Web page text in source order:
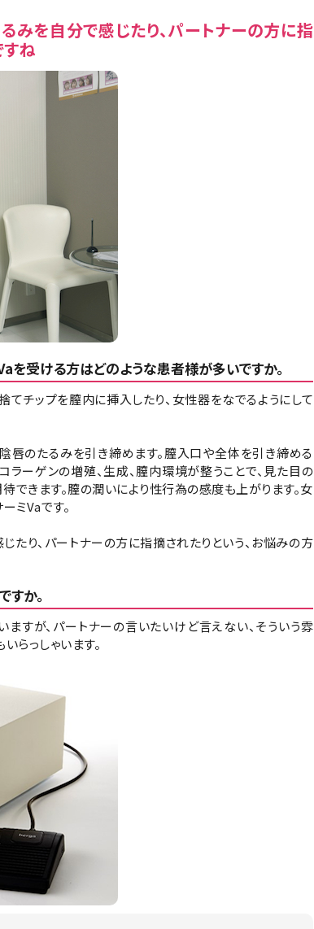
みを自分で感じたり、パートナーの方に指
ね
を受ける方はどのような患者様が多いですか。
チップを膣内に挿入したり、女性器をなでるようにして
唇のたるみを引き締めます。膣入口や全体を引き締める
ラーゲンの増殖、生成、膣内環境が整うことで、見た目の
できます。膣の潤いにより性行為の感度も上がります。女
ミVaです。
たり、パートナーの方に指摘されたりという、お悩みの方
すか。
すが、パートナーの言いたいけど言えない、そういう雰
らっしゃいます。